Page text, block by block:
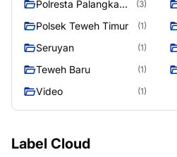
Polresta Palangka
(3)
Polsek Teweh Timur (1)
Seruyan (1)
Teweh Baru (1)
Video (1)
Label Cloud